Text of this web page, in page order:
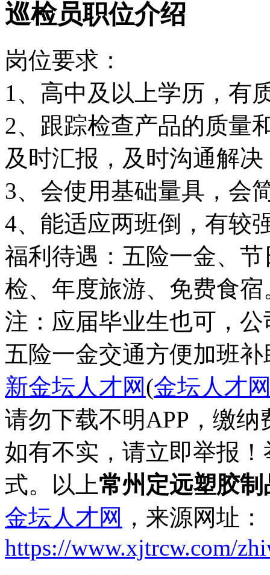
巡检员职位介绍
岗位要求：
1、高中及以上学历，有
2、跟踪检查产品的质量
及时汇报，及时沟通解决
3、会使用基础量具，会
4、能适应两班倒，有较
福利待遇：五险一金、
检、年度旅游、免费食宿
注：应届毕业生也可，
五险一金交通方便加班补
新金坛人才网(金坛人才
请勿下载不明APP，缴
如有不实，请立即举报
式。以上常州定远塑胶
金坛人才网 ，来源网址：
https://www.xjtrcw.com/